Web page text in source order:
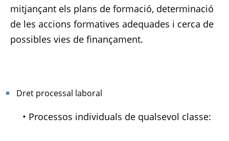
mitjançant els plans de formació, determinació
de les accions formatives adequades i cerca de
possibles vies de finançament.
Dret processal laboral
• Processos individuals de qualsevol classe: